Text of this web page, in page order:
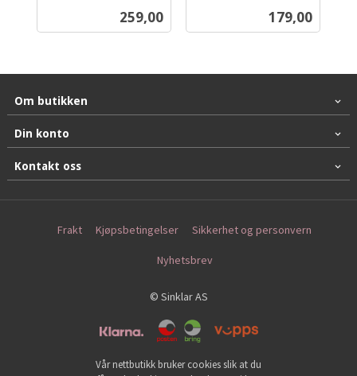
Pris
259,00 Pris
179,00
Om butikken
Din konto
Kontakt oss
Frakt Kjøpsbetingelser Sikkerhet og personvern
Nyhetsbrev
© Sinklar AS
Vår nettbutikk bruker cookies slik at du